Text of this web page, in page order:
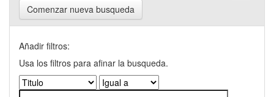
Comenzar nueva busqueda
Añadir filtros:
Usa los filtros para afinar la busqueda.